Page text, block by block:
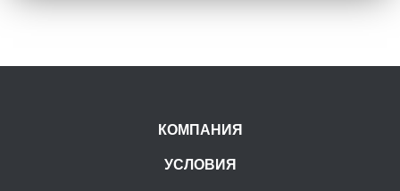
КОМПАНИЯ
УСЛОВИЯ